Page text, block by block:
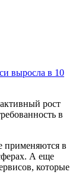
рост
в
применяются в
А еще
которые